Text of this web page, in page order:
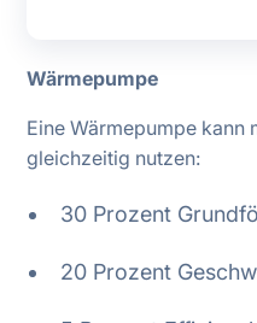
Wärmepumpe
Eine Wärmepumpe kann
gleichzeitig nutzen:
30 Prozent
20 Prozent